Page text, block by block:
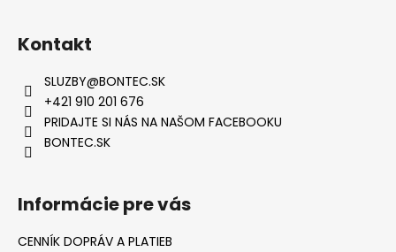
Kontakt
SLUZBY@BONTEC.SK
+421 910 201 676
PRIDAJTE SI NÁS NA NAŠOM FACEBOOKU
BONTEC.SK
Informácie pre vás
CENNÍK DOPRÁV A PLATIEB